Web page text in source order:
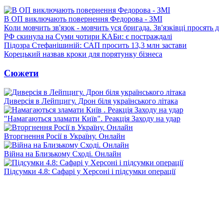
В ОП виключають повернення Федорова - ЗМІ
Коли мовчить зв'язок - мовчить уся бригада. Зв'язківці просять
РФ скинула на Суми чотири КАБи: є постраждалі
Підозра Стефанішиній: САП просить 13,3 млн застави
Корецький назвав кроки для порятунку бізнеса
Сюжети
Диверсія в Лейпцигу. Дрон біля українського літака
"Намагаються зламати Київ". Реакція Заходу на удар
Вторгнення Росії в Україну. Онлайн
Війна на Близькому Сході. Онлайн
Підсумки 4.8: Сафарі у Херсоні і підсумки операції